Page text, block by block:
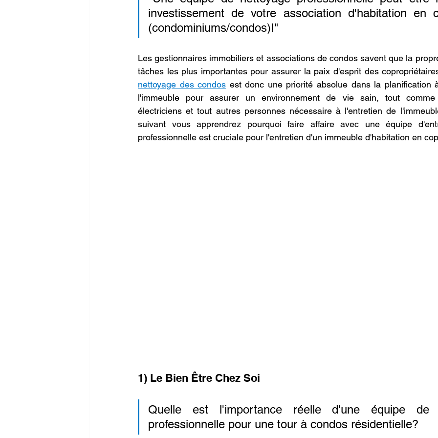
investissement de votre association d'habitation en
(condominiums/condos)!"
Les gestionnaires immobiliers et associations de condos savent que la
nettoyage des condos est donc une priorité absolue dans la planification
l'immeuble pour assurer un environnement de vie sain, tout
électriciens et tout autres personnes nécessaire à l'entretien de
suivant vous apprendrez pourquoi faire affaire avec une équipe
professionnelle est cruciale pour l'entretien d'un immeuble d'habitation en
1) Le Bien Être Chez Soi
Quelle est l'importance réelle d'une équipe de
professionnelle pour une tour à condos résidentielle?